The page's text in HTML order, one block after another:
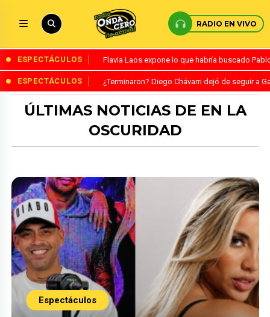
RADIO EN VIVO
ESPECTÁCULOS Flavia Laos expone lo que habría buscado
ESPECTÁCULOS ¿Terminaron? Diego Chávarri dejó de seguir a
ÚLTIMAS NOTICIAS DE EN LA
OSCURIDAD
Espectáculos